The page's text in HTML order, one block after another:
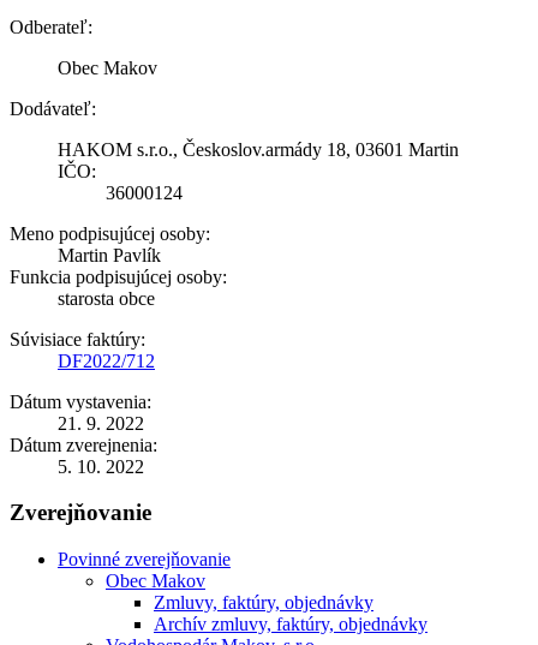
Odberateľ:
Obec Makov
Dodávateľ:
HAKOM s.r.o., Českoslov.armády 18, 03601 Martin
IČO:
36000124
Meno podpisujúcej osoby:
Martin Pavlík
Funkcia podpisujúcej osoby:
starosta obce
Súvisiace faktúry:
DF2022/712
Dátum vystavenia:
21. 9. 2022
Dátum zverejnenia:
5. 10. 2022
Zverejňovanie
Povinné zverejňovanie
Obec Makov
Zmluvy, faktúry, objednávky
Archív zmluvy, faktúry, objednávky